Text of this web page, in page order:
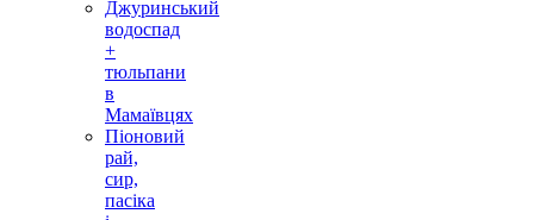
Джуринський
водоспад
+
тюльпани
в
Мамаївцях
Піоновий
рай,
сир,
пасіка